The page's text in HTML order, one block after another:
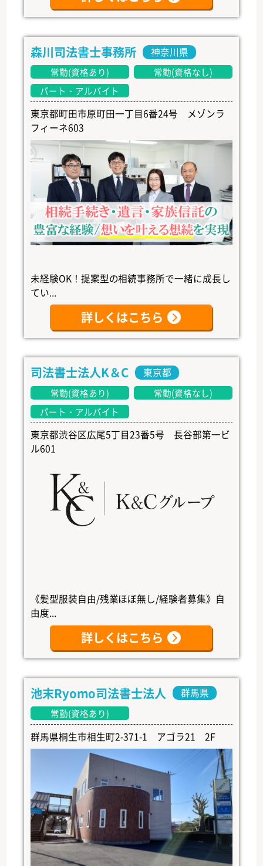
森川司法書士事務所 神奈川県
常勤(資格あり)
常勤(資格なし)
パート・アルバイト
東京都町田市原町田一丁目6番24号 メゾンラ
フィーネ603
未経験OK！提案型の相続事務所で一緒に成長し
てい...
詳しくはこちら
司法書士法人K＆C 東京都
常勤(資格あり)
常勤(資格なし)
パート・アルバイト
東京都渋谷区広尾5丁目23番5号 長谷部第一ビ
ル601
《髪型服装自由/残業ほぼ無し/経験者募集》自
由度...
詳しくはこちら
池末Ryomo司法書士法人 群馬県
常勤(資格あり)
群馬県桐生市相生町2-371-1 アゴラ21 2F